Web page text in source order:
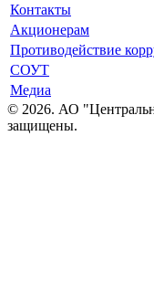
Контакты
Акционерам
Противодействие
СОУТ
Медиа
© 2026. АО
защищены.